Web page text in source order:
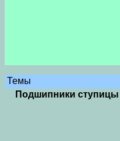
Темы
Подшипники ступицы